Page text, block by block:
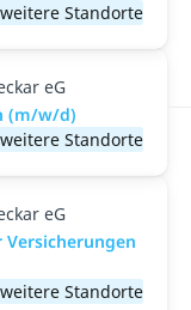
Standorte
eG
(m/w/d)
Standorte
eG
Standorte